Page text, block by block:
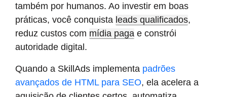
também por humanos. Ao investir em boas
práticas, você conquista leads qualificados,
reduz custos com mídia paga e constrói
autoridade digital.
Quando a SkillAds implementa padrões
avançados de HTML para SEO, ela acelera a